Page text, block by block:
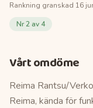
Rankning granskad 16
Nr2 av 4
Vårt omdöme
Reima Rantsu/
Reima, kända för